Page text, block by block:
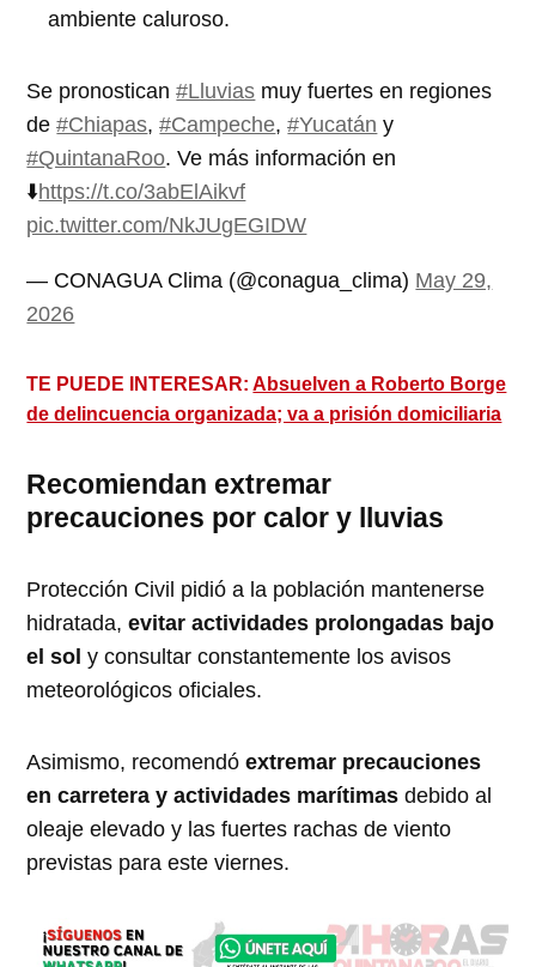
ambiente caluroso.
Se pronostican#Lluvias muy fuertes en regiones
de#Chiapas,#Campeche,#Yucatán y
#QuintanaRoo. Ve más información en
⬇️https://t.co/3abElAikvf
pic.twitter.com/NkJUgEGIDW
— CONAGUA Clima (@conagua_clima) May 29,
2026
TE PUEDE INTERESAR:Absuelven a Roberto Borge
de delincuencia organizada; va a prisión domiciliaria
Recomiendan extremar
precauciones por calor y lluvias
Protección Civil pidió a la población mantenerse
hidratada,evitar actividades prolongadas bajo
el soly consultar constantemente los avisos
meteorológicos oficiales.
Asimismo, recomendó extremar precauciones
en carretera y actividades marítimasdebido al
oleaje elevado y las fuertes rachas de viento
previstas para este viernes.